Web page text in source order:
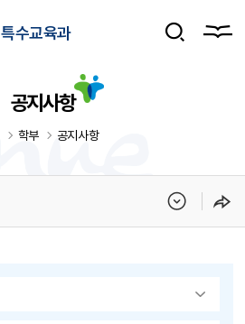
특수교육과
공지사항
학부 공지사항